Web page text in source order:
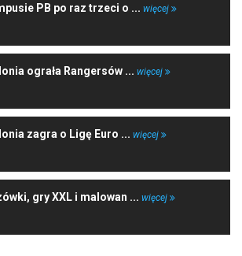
PB po raz trzeci o ... więcej
ograła Rangersów ... więcej
zagra o Ligę Euro ... więcej
gry XXL i malowan ... więcej